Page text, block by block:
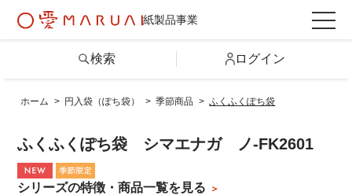
紙製品事業
検索 ログイン
ホーム > 円入袋（ぽち袋） > 季節商品 > ふくふくぽち袋
ふくふくぽち袋 シマエナガ ノ-FK2601
シリーズの特徴・商品一覧を見る